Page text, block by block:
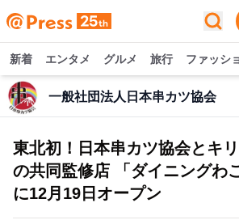
新着 エンタメ グルメ 旅行 ファッシ
一般社団法人日本串カツ協会
東北初！日本串カツ協会とキ
の共同監修店 「ダイニングわ
に12月19日オープン